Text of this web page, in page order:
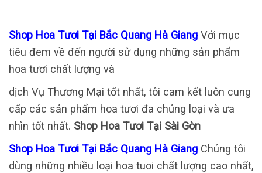
Shop Hoa Tươi Tại Bắc Quang Hà Giang Với mục
tiêu đem về đến người sử dụng những sản phẩm
hoa tươi chất lượng và
dịch Vụ Thương Mại tốt nhất, tôi cam kết luôn cung
cấp các sản phẩm hoa tươi đa chủng loại và ưa
nhìn tốt nhất. Shop Hoa Tươi Tại Sài Gòn
Shop Hoa Tươi Tại Bắc Quang Hà Giang Chúng tôi
dùng những nhiều loại hoa tuoi chất lượng cao nhất,